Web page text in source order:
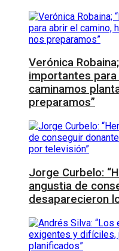
Verónica
importantes
caminamos
preparamos”
Jorge Curbelo:
angustia de
desaparecieron